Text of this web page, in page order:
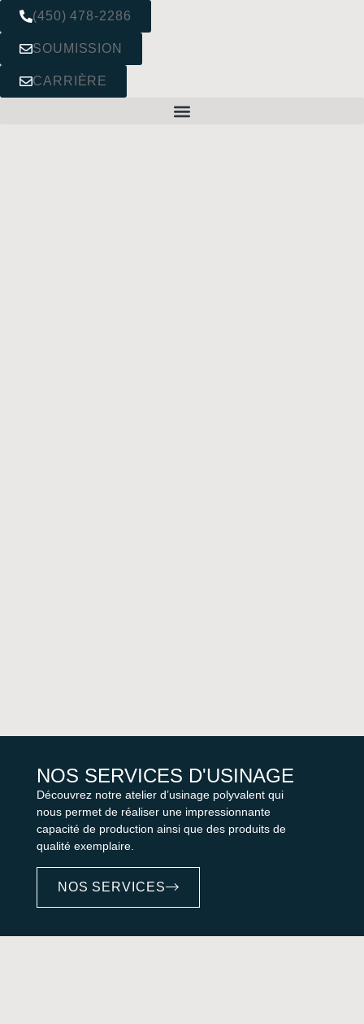
(450) 478-2286
SOUMISSION
CARRIÈRE
NOS SERVICES D'USINAGE
Découvrez notre atelier d’usinage polyvalent qui
nous permet de réaliser une impressionnante
capacité de production ainsi que des produits de
qualité exemplaire.
NOS SERVICES